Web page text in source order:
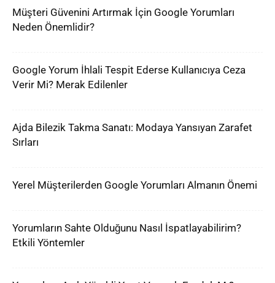
Müşteri Güvenini Artırmak İçin Google Yorumları
Neden Önemlidir?
Google Yorum İhlali Tespit Ederse Kullanıcıya Ceza
Verir Mi? Merak Edilenler
Ajda Bilezik Takma Sanatı: Modaya Yansıyan Zarafet
Sırları
Yerel Müşterilerden Google Yorumları Almanın Önemi
Yorumların Sahte Olduğunu Nasıl İspatlayabilirim?
Etkili Yöntemler